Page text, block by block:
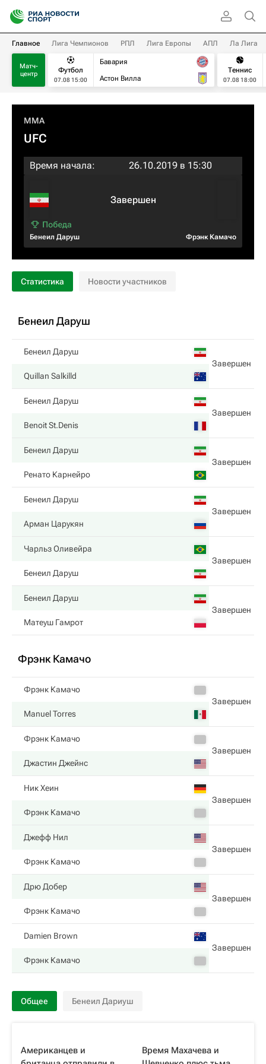
Главное Лига Чемпионов РПЛ Лига Европы АПЛ Ла Лига
Матч-
центр
Футбол
07.08 15:00
Бавария
Астон Вилла
Теннис
07.08 18:00
MMA
UFC
Время начала: 26.10.2019 в 15:30
Бенеил Даруш
Завершен
Фрэнк Камачо
Статистика Новости участников
Бенеил Даруш
Бенеил Даруш
Завершен
Quillan Salkilld
Бенеил Даруш
Завершен
Benoit St.Denis
Бенеил Даруш
Завершен
Ренато Карнейро
Бенеил Даруш
Завершен
Арман Царукян
Чарльз Оливейра
Завершен
Бенеил Даруш
Бенеил Даруш
Завершен
Матеуш Гамрот
Фрэнк Камачо
Фрэнк Камачо
Завершен
Manuel Torres
Фрэнк Камачо
Завершен
Джастин Джейнс
Ник Хеин
Завершен
Фрэнк Камачо
Джефф Нил
Завершен
Фрэнк Камачо
Дрю Добер
Завершен
Фрэнк Камачо
Damien Brown
Завершен
Фрэнк Камачо
Общее Бенеил Дариуш
Американцев и
Время Махачева и